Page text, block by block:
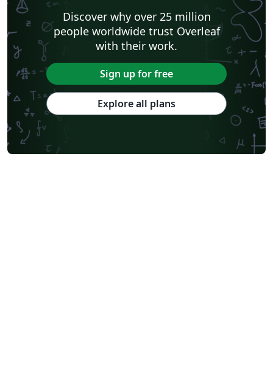
Discover why over 25 million
people worldwide trust Overleaf
with their work.
Sign up for free
Explore all plans